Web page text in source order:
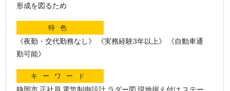
形成を図るため
特色
《夜勤・交代勤務なし》 《実務経験3年以上》 《自動車通
勤可能》
キーワード
静岡市 正社員 電気制御設計 ラダー図 現地据え付け ステー